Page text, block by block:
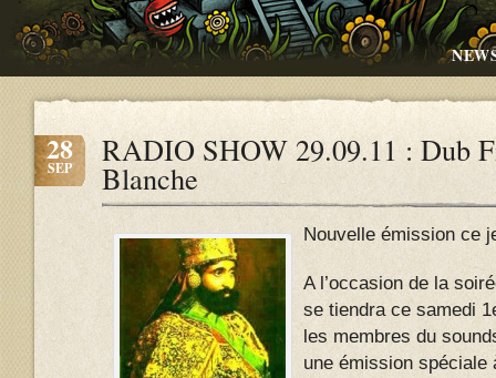
28
SEP RADIO SHOW 29.09.11 : Dub
Blanche
Nouvelle émission ce
A l’occasion de la
se tiendra ce samedi
les membres du
une émission spéciale